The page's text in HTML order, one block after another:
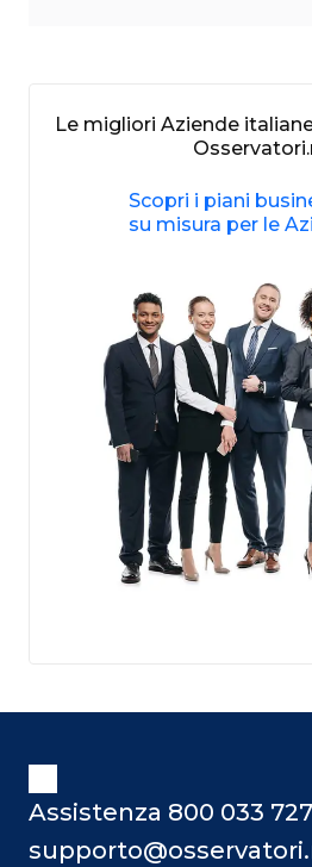
Le migliori Aziende
Scopri i piani
su misura per le
Assistenza 800 033